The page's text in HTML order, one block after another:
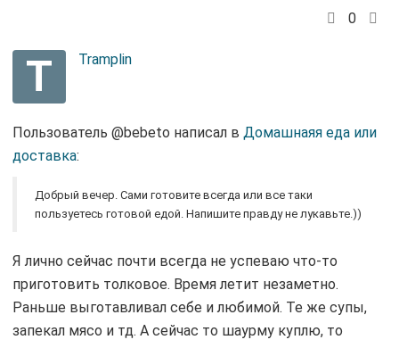
0
T Tramplin
Пользователь @bebeto написал в Домашнаяя еда или
доставка:
Добрый вечер. Сами готовите всегда или все таки
пользуетесь готовой едой. Напишите правду не лукавьте.))
Я лично сейчас почти всегда не успеваю что-то
приготовить толковое. Время летит незаметно.
Раньше выготавливал себе и любимой. Те же супы,
запекал мясо и тд. А сейчас то шаурму куплю, то